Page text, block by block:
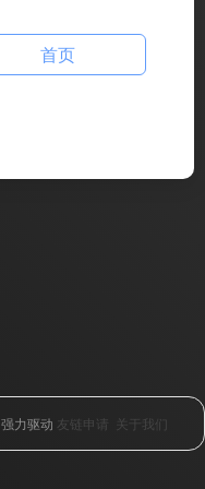
首页
强力驱动 友链申请 关于我们